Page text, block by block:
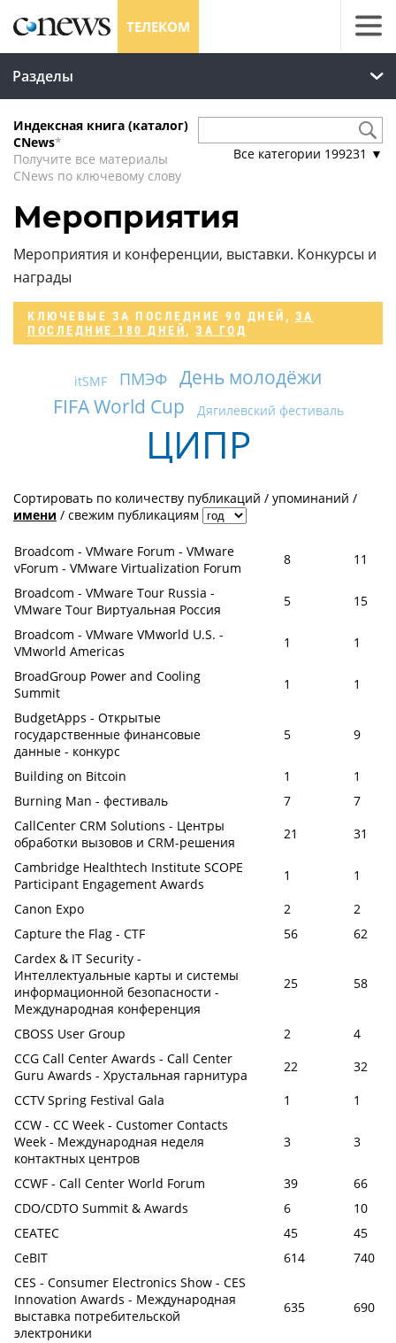
ТЕЛЕКОМ
Разделы
Индексная книга (каталог)
CNews*
Получите все материалы
CNews по ключевому слову
Все категории 199231 ▼
Мероприятия
Мероприятия и конференции, выставки. Конкурсы и
награды
КЛЮЧЕВЫЕ ЗА ПОСЛЕДНИЕ 90 ДНЕЙ , ЗА
ПОСЛЕДНИЕ 180 ДНЕЙ, ЗА ГОД
itSMF ПМЭФ День молодёжи
FIFA World Cup
Дягилевский фестиваль
ЦИПР
Сортировать по количеству публикаций / упоминаний /
имени / свежим публикациям
Broadcom - VMware Forum - VMware
vForum - VMware Virtualization Forum
8
11
Broadcom - VMware Tour Russia -
VMware Tour Виртуальная Россия
5
15
Broadcom - VMware VMworld U.S. -
VMworld Americas
1
1
BroadGroup Power and Cooling
Summit
1
1
BudgetApps - Открытые
государственные финансовые
данные - конкурс
5 9
Building on Bitcoin 1
1
Burning Man - фестиваль
7
7
CallCenter CRM Solutions - Центры
обработки вызовов и CRM-решения
21
31
Cambridge Healthtech Institute SCOPE
Participant Engagement Awards
1
1
Canon Expo
2
2
Capture the Flag - CTF
56
62
Cardex & IT Security -
Интеллектуальные карты и системы
информационной безопасности -
Международная конференция
25 58
CBOSS User Group 2
4
CCG Call Center Awards - Сall Сenter
Guru Awards - Хрустальная гарнитура
22
32
CCTV Spring Festival Gala
1
1
CCW - CC Week - Customer Contacts
Week - Международная неделя
контактных центров
3 3
CCWF - Call Center World Forum 39
66
CDO/CDTO Summit & Awards
6
10
CEATEC
45
45
CeBIT
614
740
CES - Consumer Electronics Show - CES
Innovation Awards - Международная
выставка потребительской
электроники
635 690